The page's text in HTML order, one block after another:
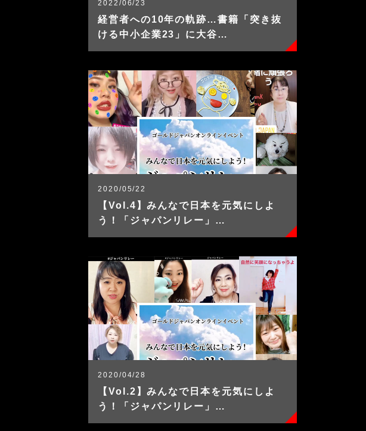
2022/06/23
経営者への10年の軌跡…書籍「突き抜
ける中小企業23」に大谷…
2020/05/22
【Vol.4】みんなで日本を元気にしよ
う！「ジャパンリレー」…
2020/04/28
【Vol.2】みんなで日本を元気にしよ
う！「ジャパンリレー」…